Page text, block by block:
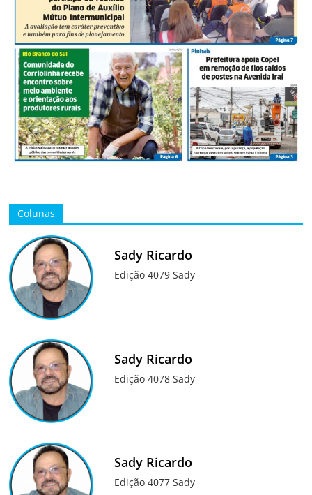
Colunas
Sady Ricardo
Edição 4079 Sady
Sady Ricardo
Edição 4078 Sady
Sady Ricardo
Edição 4077 Sady